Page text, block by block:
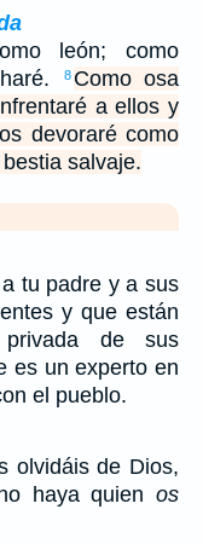
león; como
8 Como osa
a ellos y
devoraré como
salvaje.
tu padre y a sus
y que están
de sus
es un experto en
el pueblo.
olvidáis de Dios,
haya quienos